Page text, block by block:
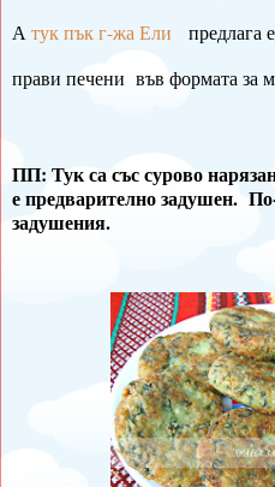
Атук пък г-жа Ели предлага
прави печени във формата за
ПП: Тук са със сурово
е предварително задушен.
задушения.